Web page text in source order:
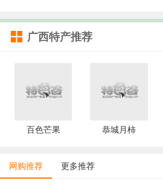
广西特产推荐
百色芒果 恭城月柿
网购推荐 更多推荐